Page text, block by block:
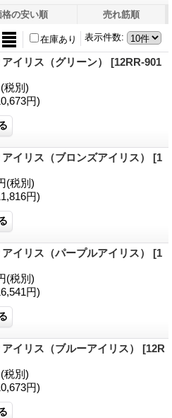
格の安い順 売れ筋順
表示件数:
在庫あり
イリス（グリーン） [12RR-901
(税別)
円)
イリス（ブロンズアイリス） [1
(税別)
円)
イリス（パープルアイリス） [1
(税別)
円)
イリス（ブルーアイリス） [12R
(税別)
円)